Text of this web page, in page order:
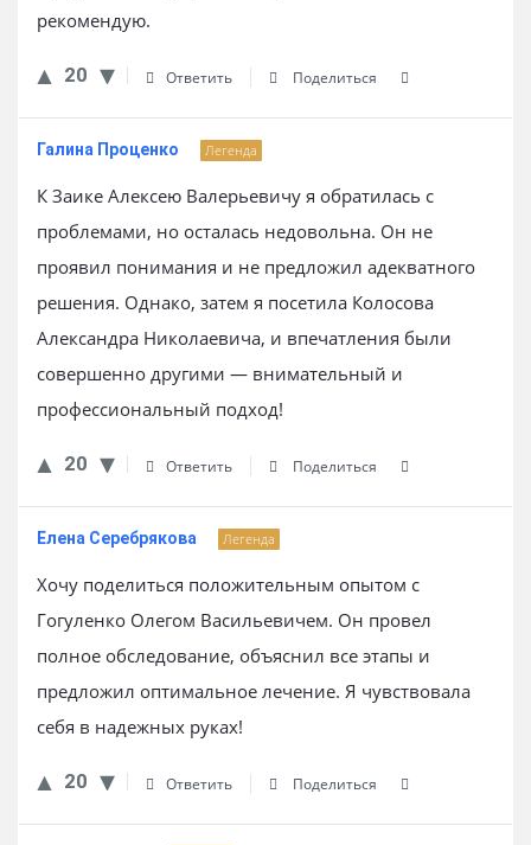
рекомендую.
20 Ответить Поделиться
Галина Проценко Легенда
К Заике Алексею Валерьевичу я обратилась с
проблемами, но осталась недовольна. Он не
проявил понимания и не предложил адекватного
решения. Однако, затем я посетила Колосова
Александра Николаевича, и впечатления были
совершенно другими — внимательный и
профессиональный подход!
20 Ответить Поделиться
Елена Серебрякова Легенда
Хочу поделиться положительным опытом с
Гогуленко Олегом Васильевичем. Он провел
полное обследование, объяснил все этапы и
предложил оптимальное лечение. Я чувствовала
себя в надежных руках!
20 Ответить Поделиться